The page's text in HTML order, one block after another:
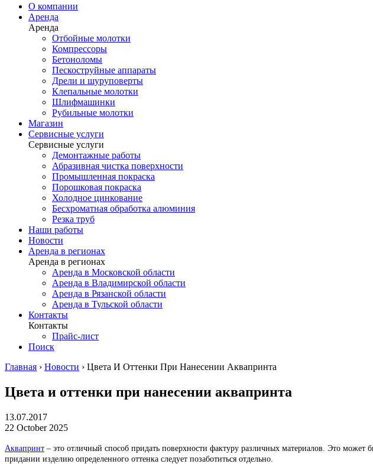
О компании
Аренда
Аренда
Отбойные молотки
Компрессоры
Бетоноломы
Пескоструйные аппараты
Дрели и шуруповерты
Клепальные молотки
Шлифмашинки
Рубильные молотки
Магазин
Сервисные услуги
Сервисные услуги
Демонтажные работы
Абразивная чистка поверхности
Промышленная покраска
Порошковая покраска
Холодное цинкование
Бесхроматная обработка алюминия
Резка труб
Наши работы
Новости
Аренда в регионах
Аренда в регионах
Аренда в Московской области
Аренда в Владимирской области
Аренда в Рязанской области
Аренда в Тульской области
Контакты
Контакты
Прайс-лист
Поиск
Главная › Новости › Цвета И Оттенки При Нанесении Аквапринта
Цвета и оттенки при нанесении аквапринта
13.07.2017
22 October 2025
Аквапринт – это отличный способ придать поверхности фактуру различных материалов. Это может
придании изделию определенного оттенка следует позаботиться отдельно.